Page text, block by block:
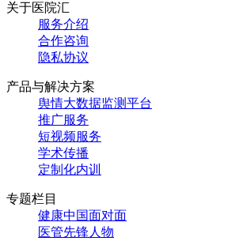
关于医院汇
服务介绍
合作咨询
隐私协议
产品与解决方案
舆情大数据监测平台
推广服务
短视频服务
学术传播
定制化内训
专题栏目
健康中国面对面
医管先锋人物